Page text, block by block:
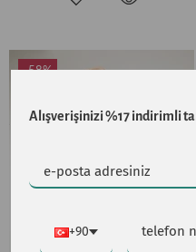
-58%
Alışverişinizi %17 indirimli
+90